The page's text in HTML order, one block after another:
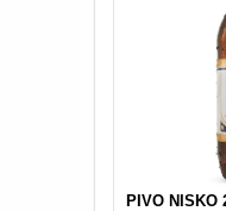
PIVO NISKO